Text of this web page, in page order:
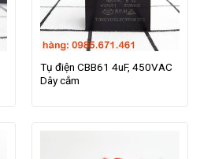
Tụ điện CBB61 4uF, 450VAC
Dây cắm